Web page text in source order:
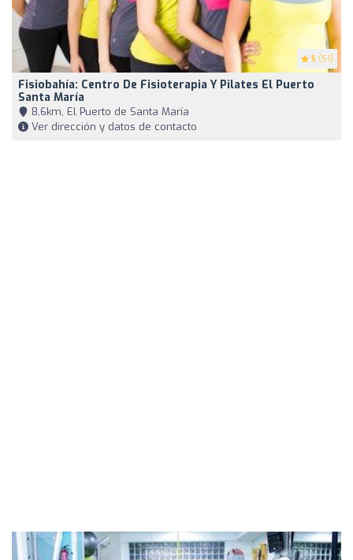
5 (51)
Fisiobahía: Centro De Fisioterapia Y Pilates El Puerto
Santa María
8,6km, El Puerto de Santa María
Ver dirección y datos de contacto